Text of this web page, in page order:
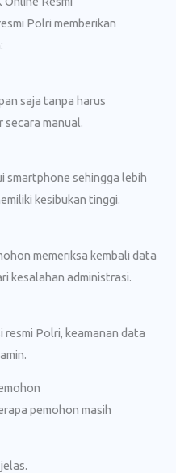
Polri memberikan
saja tanpa harus
secara manual.
smartphone sehingga lebih
kesibukan tinggi.
memeriksa kembali data
kesalahan administrasi.
resmi Polri, keamanan data
pemohon masih